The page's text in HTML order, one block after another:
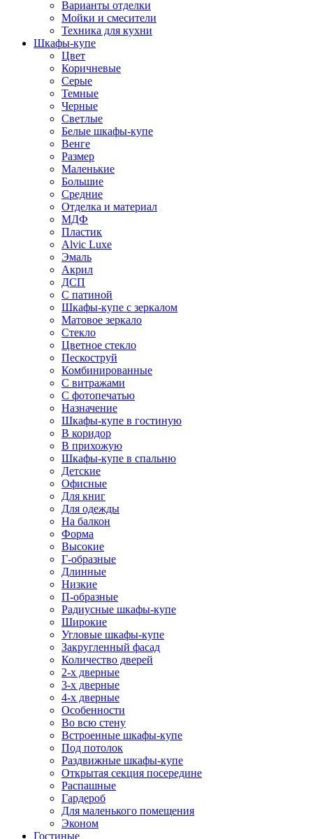
Варианты отделки
Мойки и смесители
Техника для кухни
Шкафы-купе
Цвет
Коричневые
Серые
Темные
Черные
Светлые
Белые шкафы-купе
Венге
Размер
Маленькие
Большие
Средние
Отделка и материал
МДФ
Пластик
Alvic Luxe
Эмаль
Акрил
ДСП
С патиной
Шкафы-купе с зеркалом
Матовое зеркало
Стекло
Цветное стекло
Пескоструй
Комбинированные
С витражами
С фотопечатью
Назначение
Шкафы-купе в гостиную
В коридор
В прихожую
Шкафы-купе в спальню
Детские
Офисные
Для книг
Для одежды
На балкон
Форма
Высокие
Г-образные
Длинные
Низкие
П-образные
Радиусные шкафы-купе
Широкие
Угловые шкафы-купе
Закругленный фасад
Количество дверей
2-х дверные
3-х дверные
4-х дверные
Особенности
Во всю стену
Встроенные шкафы-купе
Под потолок
Раздвижные шкафы-купе
Открытая секция посередине
Распашные
Гардероб
Для маленького помещения
Эконом
Гостиные